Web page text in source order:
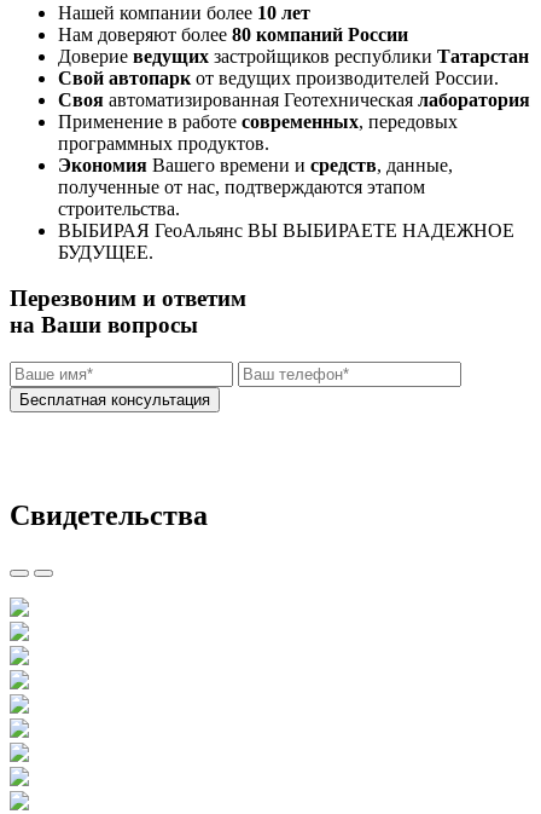
Нашей компании более 10 лет
Нам доверяют более 80 компаний России
Доверие ведущих застройщиков республики Татарстан
Свой автопарк от ведущих производителей России.
Своя автоматизированная Геотехническая лаборатория
Применение в работе современных, передовых
программных продуктов.
Экономия Вашего времени и средств, данные,
полученные от нас, подтверждаются этапом
строительства.
ВЫБИРАЯ ГеоАльянс ВЫ ВЫБИРАЕТЕ НАДЕЖНОЕ
БУДУЩЕЕ.
Перезвоним и ответим
на Ваши вопросы
Свидетельства